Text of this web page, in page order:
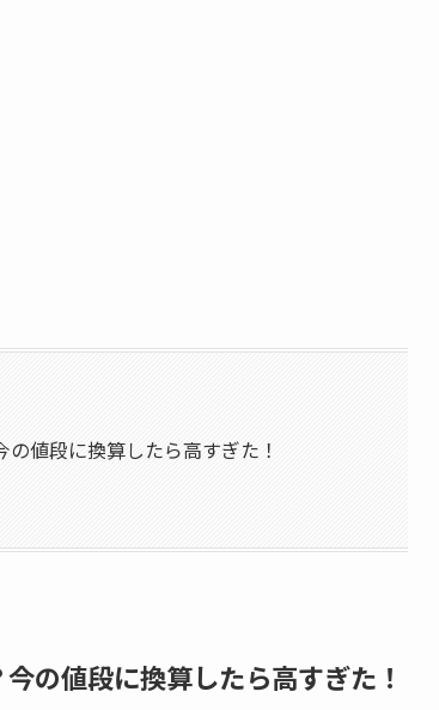
値段に換算したら高すぎた！
の値段に換算したら高すぎた！